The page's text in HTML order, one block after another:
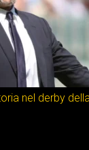
nel derby